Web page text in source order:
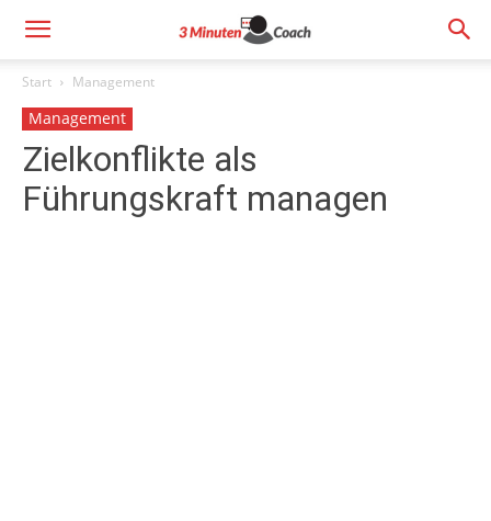
Start Management
Management
Zielkonflikte als
Führungskraft managen